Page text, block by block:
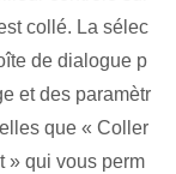
collé. La sélec
de dialogue p
et des paramètr
que « Coller
» qui vous perm